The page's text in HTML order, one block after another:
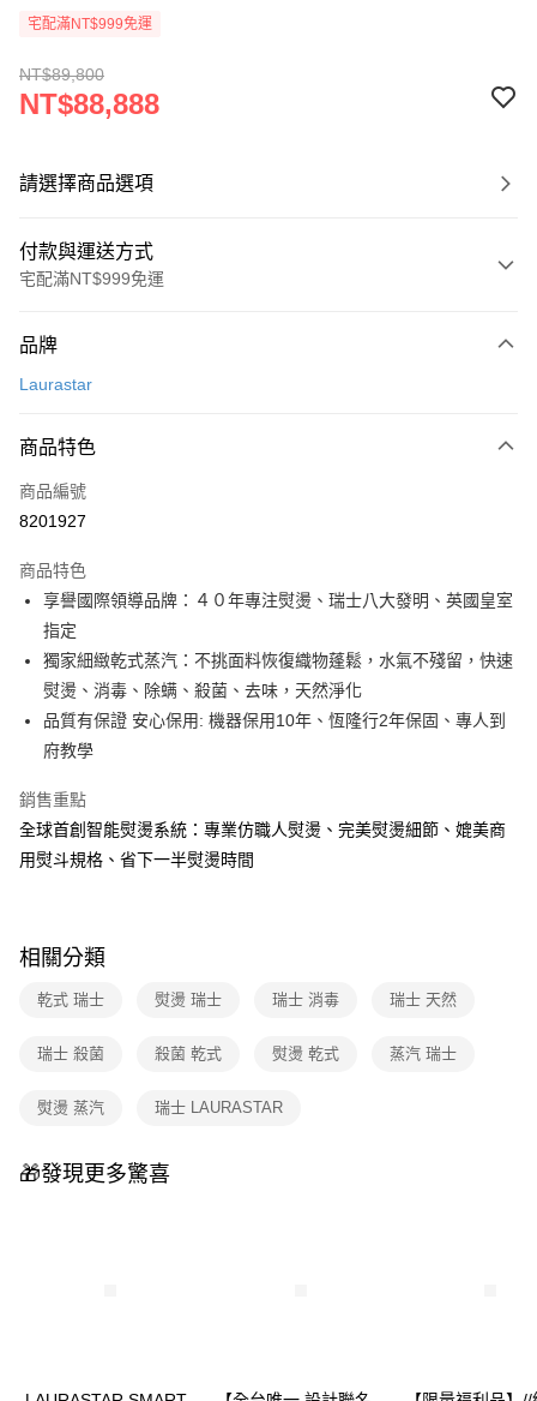
宅配滿NT$999免運
NT$89,800
NT$88,888
請選擇商品選項
付款與運送方式
宅配滿NT$999免運
信用卡一次付款
3 期 0 利率 每期
合作金庫商業銀行
上海商業儲蓄銀行
臺灣中小企業銀行
匯豐（台灣）商業銀行
華泰商業銀行
聯邦商業銀行
元大商業銀行
永豐商業銀行
玉山商業銀行
星展（台灣）商業銀行
台灣樂天信用卡公司
合作金庫商業銀行
上海商業儲蓄銀行
國泰世華商業銀行
兆豐國際商業銀行
匯豐（台灣）商業銀行
聯邦商業銀行
遠東國際商業銀行
元大商業銀行
永豐商業銀行
玉山商業銀行
星展（台灣）商業銀行
台新國際商業銀行
即享券
LINE Pay
Apple Pay
街口支付
Google Pay
ATM付款
運送方式
宅配
品牌
Laurastar
商品特色
商品編號
8201927
商品特色
享譽國際領導品牌：４０年專注熨燙、瑞士八大發明、英國皇室
指定
獨家細緻乾式蒸汽：不挑面料恢復織物蓬鬆，水氣不殘留，快速
熨燙、消毒、除螨、殺菌、去味，天然淨化
品質有保證 安心保用: 機器保用10年、恆隆行2年保固、專人到
府教學
銷售重點
全球首創智能熨燙系統：專業仿職人熨燙、完美熨燙細節、媲美商
用熨斗規格、省下一半熨燙時間
相關分類
乾式 瑞士 熨燙 瑞士 瑞士 消毒 瑞士 天然
瑞士 殺菌 殺菌 乾式 熨燙 乾式 蒸汽 瑞士
熨燙 蒸汽 瑞士 LAURASTAR
🎁發現更多驚喜